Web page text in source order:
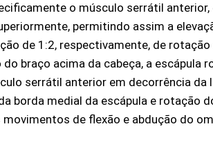
o músculo serrátil
permitindo assim a
de 1:2, respectivamente, de
braço acima da cabeça, a
serrátil anterior em decorrência
borda medial da escápula e
de flexão e abdução do